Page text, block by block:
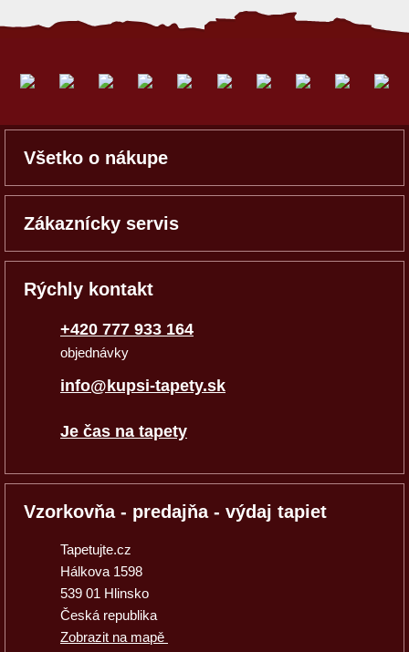
Všetko o nákupe
Zákaznícky servis
Rýchly kontakt
+420 777 933 164
objednávky
info@kupsi-tapety.sk
Je čas na tapety
Vzorkovňa - predajňa - výdaj tapiet
Tapetujte.cz
Hálkova 1598
539 01 Hlinsko
Česká republika
Zobrazit na mapě